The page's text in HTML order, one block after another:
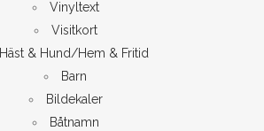
Vinyltext
Visitkort
Häst & Hund/Hem & Fritid
Barn
Bildekaler
Båtnamn